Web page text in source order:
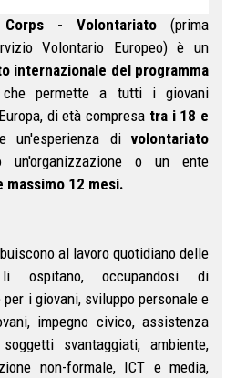
Corps - Volontariato (prima
Volontario Europeo) è un
internazionale del programma
che permette a tutti i giovani
di età compresa tra i 18 e
un'esperienza divolontariato
un'organizzazione o un ente
massimo 12 mesi.
al lavoro quotidiano delle
ospitano, occupandosi di
i giovani, sviluppo personale e
impegno civico, assistenza
svantaggiati, ambiente,
non-formale, ICT e media,